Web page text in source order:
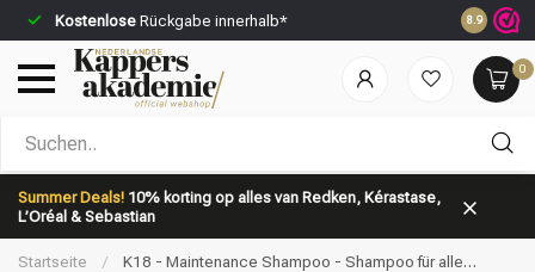
Kostenlose Rückgabe innerhalb* Vor 23:59
8.9
0
Summer Deals! 10% korting op alles van Redken, Kérastase,
L’Oréal & Sebastian
Nach welcher Kategorie suchst du?
Startseite /
K18 - Maintenance Shampoo - Shampoo für alle